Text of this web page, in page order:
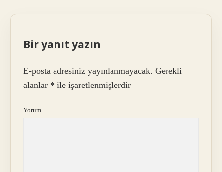
Bir yanıt yazın
E-posta adresiniz yayınlanmayacak. Gerekli
alanlar * ile işaretlenmişlerdir
Yorum